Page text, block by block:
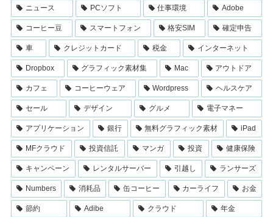
ニュース PCソフト 仕事環境 Adobe
コーヒー豆 スマートフォン 格安SIM 確定申告
車 クレジットカード 税金 インターネット
Dropbox グラフィック素材集 Mac アウトドア
カフェ コーヒーウェア Wordpress ヘルスケア
セール デザイン グルメ 電子マネー
アプリケーション 銀行 無料グラフィック素材 iPad
MFクラウド 投資信託 マンガ 投資 健康保険
キャンペーン レンタルサーバー 引越し ランサーズ
Numbers 消耗品 缶コーヒー カーライフ お金
節約 Adibe クラウド 年金